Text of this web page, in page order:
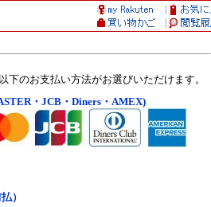
下のお支払い方法がお選びいただけます。
・JCB・Diners・AMEX)
）